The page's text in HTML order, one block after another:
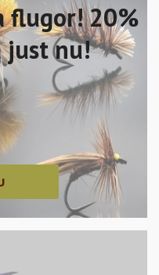
flugor! 20%
just nu!